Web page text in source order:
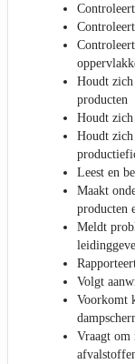
Houdt zich
producten
Houdt zich
Houdt zich
Leest en
Maakt
producten
Meldt
Volgt
Voorkomt
Vraagt